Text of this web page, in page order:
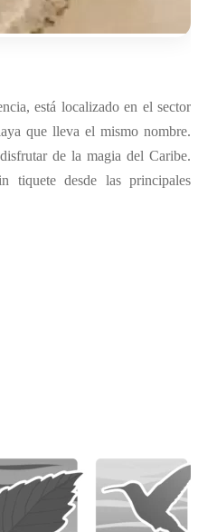
está localizado en el sector
que lleva el mismo nombre.
de la magia del Caribe.
tiquete desde las principales